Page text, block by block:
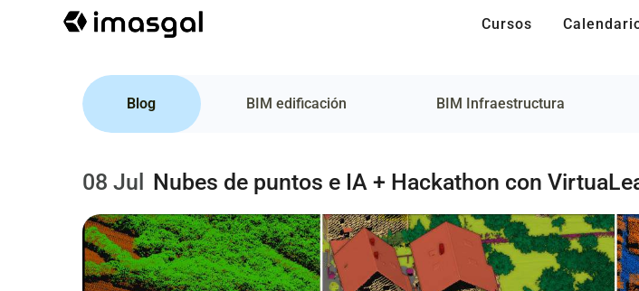
Cursos
Blog BIM edificación BIM Infraestructura
08 Jul Nubes de puntos e IA + Hackathon con